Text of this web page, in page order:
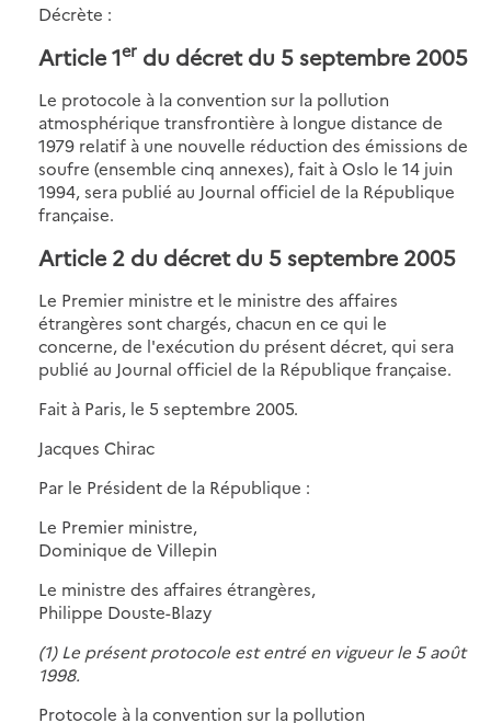
Décrète :
Article 1er du décret du 5 septembre 2005
Le protocole à la convention sur la pollution
atmosphérique transfrontière à longue distance de
1979 relatif à une nouvelle réduction des émissions de
soufre (ensemble cinq annexes), fait à Oslo le 14 juin
1994, sera publié au Journal officiel de la République
française.
Article 2 du décret du 5 septembre 2005
Le Premier ministre et le ministre des affaires
étrangères sont chargés, chacun en ce qui le
concerne, de l'exécution du présent décret, qui sera
publié au Journal officiel de la République française.
Fait à Paris, le 5 septembre 2005.
Jacques Chirac
Par le Président de la République :
Le Premier ministre,
Dominique de Villepin
Le ministre des affaires étrangères,
Philippe Douste-Blazy
(1) Le présent protocole est entré en vigueur le 5 août
1998.
Protocole à la convention sur la pollution